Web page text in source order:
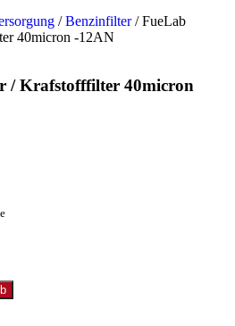
/Benzinfilter/ FueLab
40micron -12AN
/ Krafstofffilter 40micron